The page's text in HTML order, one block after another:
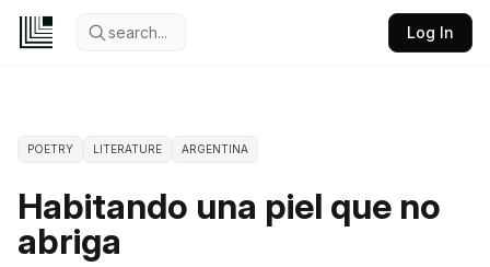
search... Log In
POETRY LITERATURE ARGENTINA
Habitando una piel que no
abriga